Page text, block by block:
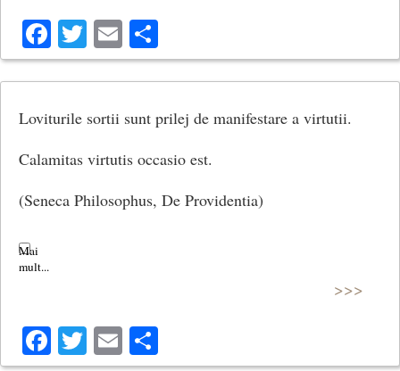
Facebook
Twitter
Email
Loviturile sortii sunt prilej de manifestare a virtutii.
Calamitas virtutis occasio est.
(Seneca Philosophus, De Providentia)
>>>
Facebook
Twitter
Email